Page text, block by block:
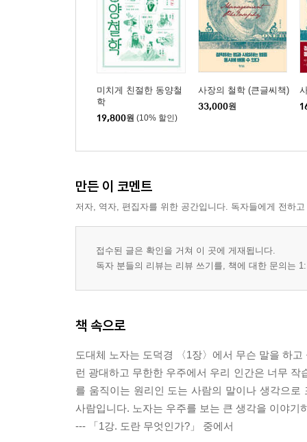
24강. 호연지기, 흔들리지 않는 당당한 삶의 비결
25강. 양주와 묵가 그리고 맹자
26강. 도가의 도, 유가의 도
27강. 유학, 권력을 만나다
29강. 공부의 비결, 격물치지와 거경함양
31강. 살아 있는 철학, 죽은 철학
32강. 한비자, 법가를 종합하다
34강. 법가란 무엇인가?
36강. 세, 군주의 수레
7부 불교, 고통을 넘어선 행복한 삶의 길
38강. 싯다르타, 해탈의 철학을 말하다
39강. 해탈로 가는 여덟 가지 바른 길
미치게 친절한 동양철
학
19,800원 (10% 할인)
사장의 철학 (큰글씨책)
33,000원
만든 이 코멘트
저자, 역자, 편집자를 위한 공간입니다. 독자들에게 전하
접수된 글은 확인을 거쳐 이 곳에 게재됩니다.
독자 분들의 리뷰는 리뷰 쓰기를, 책에 대한 문의는
책 속으로
도대체 노자는 도덕경 〈1장〉에서 무슨 말을 하
런 광대하고 무한한 우주에서 우리 인간은 너무
를 움직이는 원리인 도는 사람의 말이나 생각으
사람입니다. 노자는 우주를 보는 큰 생각을 이야기
--- 「1강. 도란 무엇인가?」 중에서